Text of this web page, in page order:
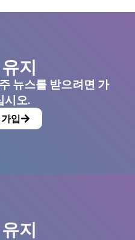
지
뉴스를 받으려면 가
시오.
입
지